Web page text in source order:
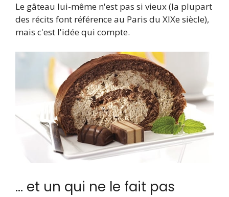
Le gâteau lui-même n'est pas si vieux (la plupart
des récits font référence au Paris du XIXe siècle),
mais c'est l'idée qui compte.
… et un qui ne le fait pas